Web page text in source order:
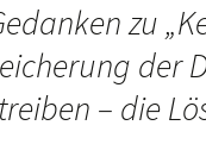
zu „
der
– die